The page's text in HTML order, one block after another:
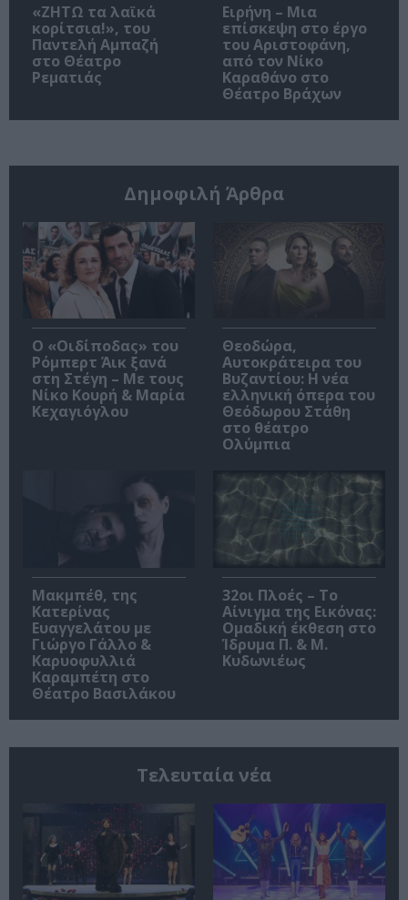
«ΖΗΤΩ τα λαϊκά
κορίτσια!», του
Παντελή Αμπαζή
στο Θέατρο
Ρεματιάς
Ειρήνη – Μια
επίσκεψη στο έργο
του Αριστοφάνη,
από τον Νίκο
Καραθάνο στο
Θέατρο Βράχων
Δημοφιλή Άρθρα
O «Οιδίποδας» του
Ρόμπερτ Άικ ξανά
στη Στέγη – Με τους
Νίκο Κουρή & Μαρία
Κεχαγιόγλου
Θεοδώρα,
Αυτοκράτειρα του
Βυζαντίου: Η νέα
ελληνική όπερα του
Θεόδωρου Στάθη
στο θέατρο
Ολύμπια
Μακμπέθ, της
Κατερίνας
Ευαγγελάτου με
Γιώργο Γάλλο &
Καρυοφυλλιά
Καραμπέτη στο
Θέατρο Βασιλάκου
32οι Πλοές – Το
Αίνιγμα της Εικόνας:
Ομαδική έκθεση στο
Ίδρυμα Π. & Μ.
Κυδωνιέως
Τελευταία νέα